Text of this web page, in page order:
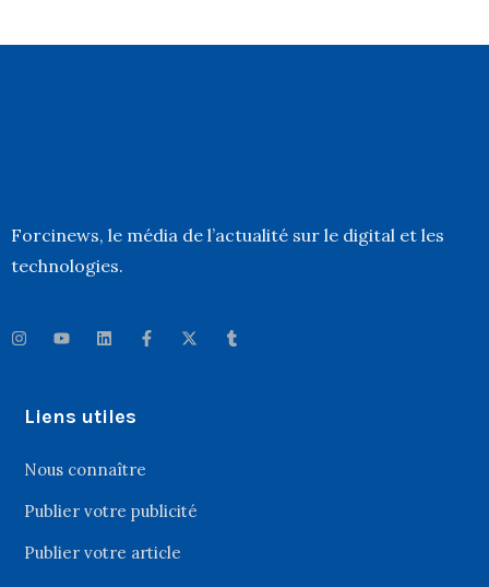
Forcinews, le média de l’actualité sur le digital et les
technologies.
Liens utiles
Nous connaître
Publier votre publicité
Publier votre article